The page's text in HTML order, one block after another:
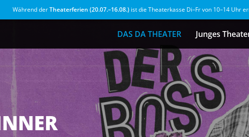
Während derTheaterferien (20.07.–16.08.)ist die Theaterkasse Di–Fr von 10–14 Uhr
DAS DA THEATER Junges